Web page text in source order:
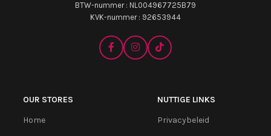
BTW-nummer : NL004967725B79
KVK-nummer : 92653944
OUR STORES
Home
NUTTIGE LINKS
Privacybeleid